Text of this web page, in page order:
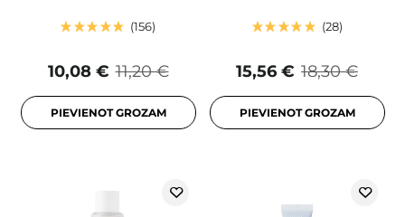
156
11,20 €
10,08 €
PIEVIENOT GROZAM
28
18,30 €
15,56 €
PIEVIENOT GROZAM